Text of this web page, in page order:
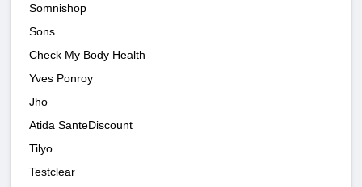
Somnishop
Sons
Check My Body Health
Yves Ponroy
Jho
Atida SanteDiscount
Tilyo
Testclear